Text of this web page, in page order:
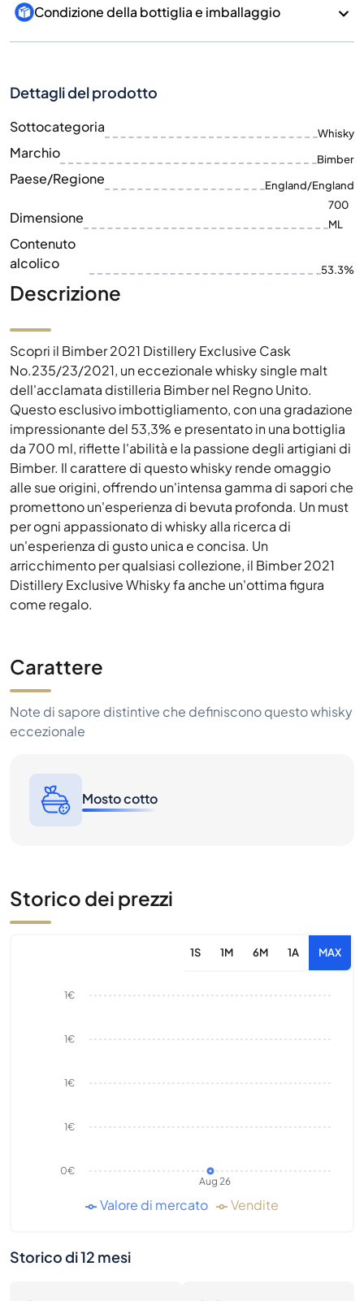
Condizione della bottiglia e imballaggio
Dettagli del prodotto
Sottocategoria Whisky
Marchio Bimber
Paese/Regione England/England
Dimensione
700
ML
Contenuto
alcolico
53.3%
Descrizione
Scopri il Bimber 2021 Distillery Exclusive Cask
No.235/23/2021, un eccezionale whisky single malt
dell'acclamata distilleria Bimber nel Regno Unito.
Questo esclusivo imbottigliamento, con una gradazione
impressionante del 53,3% e presentato in una bottiglia
da 700 ml, riflette l'abilità e la passione degli artigiani di
Bimber. Il carattere di questo whisky rende omaggio
alle sue origini, offrendo un'intensa gamma di sapori che
promettono un'esperienza di bevuta profonda. Un must
per ogni appassionato di whisky alla ricerca di
un'esperienza di gusto unica e concisa. Un
arricchimento per qualsiasi collezione, il Bimber 2021
Distillery Exclusive Whisky fa anche un'ottima figura
come regalo.
Carattere
Note di sapore distintive che definiscono questo whisky
eccezionale
Mosto cotto
Storico dei prezzi
1S 1M 6M 1A MAX
Aug 26
0€
1€
1€
1€
1€
Valore di mercato Vendite
Storico di 12 mesi